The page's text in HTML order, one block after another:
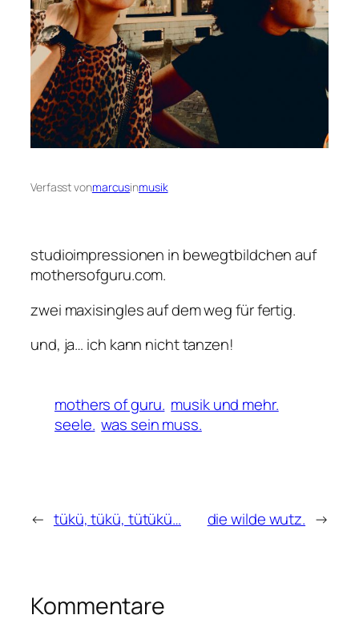
Verfasst vonmarcusinmusik
studioimpressionen in bewegtbildchen auf
mothersofguru.com.
zwei maxisingles auf dem weg für fertig.
und, ja… ich kann nicht tanzen!
mothers of guru. musik und mehr.
seele. was sein muss.
← tükü, tükü, tütükü… die wilde wutz. →
Kommentare